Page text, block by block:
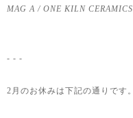
MAG A / ONE KILN CERAMICS
- - -
2月のお休みは下記の通りです。